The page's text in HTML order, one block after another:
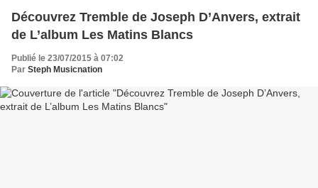
Découvrez Tremble de Joseph D’Anvers, extrait
de L’album Les Matins Blancs
Publié le 23/07/2015 à 07:02
Par Steph Musicnation